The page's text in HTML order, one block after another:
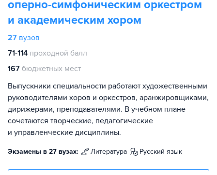
оперно-симфоническим оркестром
и академическим хором
27 вузов
71-114 проходной балл
167 бюджетных мест
Выпускники специальности работают художественными
руководителями хоров и оркестров, аранжировщиками,
дирижерами, преподавателями. В учебном плане
сочетаются творческие, педагогические
и управленческие дисциплины.
Экзамены в 27 вузах: литература русский язык